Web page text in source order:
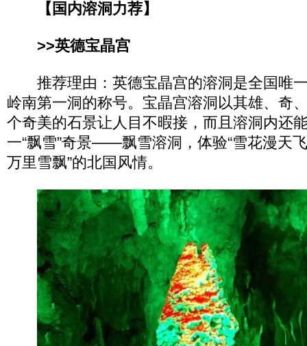
【国内溶洞力荐】
>>英德宝晶宫
推荐理由：英德宝晶宫的溶洞是全国唯
岭南第一洞的称号。宝晶宫溶洞以其雄、奇
个奇美的石景让人目不暇接，而且溶洞内还
一“飘雪”奇景——飘雪溶洞，体验“雪花漫天
万里雪飘”的北国风情。